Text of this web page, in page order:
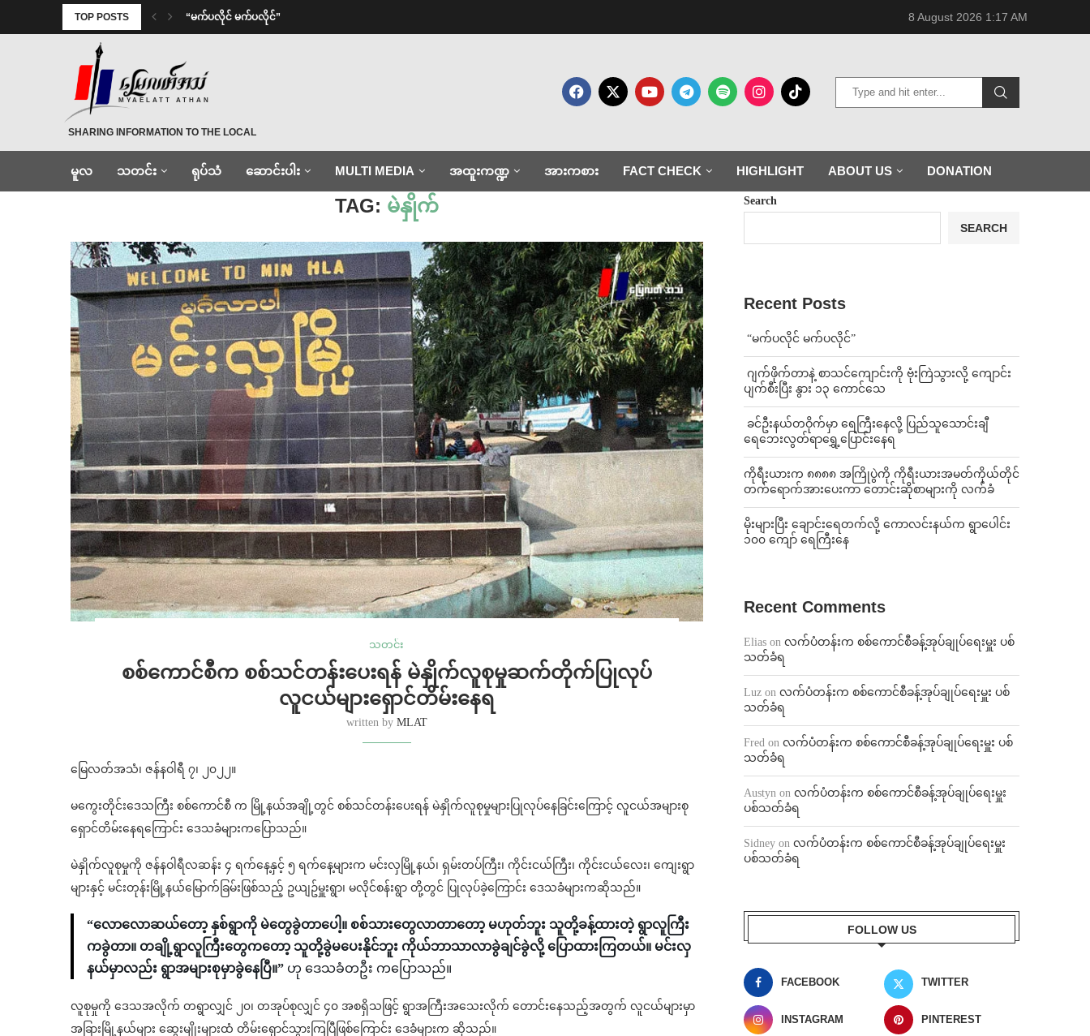
TOP POSTS ⁨ ⁨“မက်ပလိုင် မက်ပလိုင်” 8 August 2026 1:17 AM
MYAELATT ATHAN
SHARING INFORMATION TO THE LOCAL
မူလ သတင်း ရုပ်သံ ဆောင်းပါး MULTI MEDIA အထူးကဏ္ဍ အားကစား FACT CHECK HIGHLIGHT ABOUT US DONATION
Home မဲနှိုက်
TAG: မဲနှိုက်
သတင်း
စစ်ကောင်စီက စစ်သင်တန်းပေးရန် မဲနှိုက်လူစုမှုဆက်တိုက်ပြုလုပ်
လူငယ်များရှောင်တိမ်းနေရ
written by MLAT
မြေလတ်အသံ၊ ဇန်နဝါရီ ၇၊ ၂၀၂၂။
မကွေးတိုင်းဒေသကြီး စစ်ကောင်စီ က မြို့နယ်အချို့တွင် စစ်သင်တန်းပေးရန် မဲနှိုက်လူစုမှုများပြုလုပ်နေခြင်းကြောင့် လူငယ်အများစု
ရှောင်တိမ်းနေရကြောင်း ဒေသခံများကပြောသည်။
မဲနှိုက်လူစုမှုကို ဇန်နဝါရီလဆန်း ၄ ရက်နေ့နှင့် ၅ ရက်နေ့များက မင်းလှမြို့နယ်၊ ရှမ်းတပ်ကြီး၊ ကိုင်းငယ်ကြီး၊ ကိုင်းငယ်လေး၊ ကျေးရွာ
များနှင့် မင်းတုန်းမြို့နယ်မြောက်ခြမ်းဖြစ်သည့် ဥယျဥ်မှူးရွာ၊ မလိုင်စန်းရွာ တို့တွင် ပြုလုပ်ခဲ့ကြောင်း ဒေသခံများကဆိုသည်။
“လောလောဆယ်တော့ နှစ်ရွာကို မဲတွေခွဲတာပေါ့။ စစ်သားတွေလာတာတော့ မဟုတ်ဘူး သူတို့ခန့်ထားတဲ့ ရွာလူကြီး
ကခွဲတာ။ တချို့ရွာလူကြီးတွေကတော့ သူတို့ခွဲမပေးနိုင်ဘူး ကိုယ်ဘာသာလာခွဲချင်ခွဲလို့ ပြောထားကြတယ်။ မင်းလှ
နယ်မှာလည်း ရွာအများစုမှာခွဲနေပြီ။” ဟု ဒေသခံတဦး ကပြောသည်။
လူစုမှုကို ဒေသအလိုက် တရွာလျှင် ၂၀၊ တအုပ်စုလျှင် ၄၀ အစရှိသဖြင့် ရွာအကြီးအသေးလိုက် တောင်း‌နေသည့်အတွက် လူငယ်များမှာ
အခြားမြို့နယ်များ ဆွေးမျိုးများထံ တိမ်း‌ရှောင်သွားကြပြီဖြစ်ကြောင်း ဒေခံများက ဆိုသည်။
Search
SEARCH
Recent Posts
⁨ ⁨“မက်ပလိုင် မက်ပလိုင်”
⁨⁩ ⁨ဂျက်ဖိုက်တာနဲ့ စာသင်ကျောင်းကို ဗုံးကြဲသွားလို့ ကျောင်း
ပျက်စီးပြီး နွား ၁၃ ကောင်သေ
⁩ ⁨ခင်ဦးနယ်တဝိုက်မှာ ရေကြီးနေလို့ ပြည်သူသောင်းချီ
ရေဘေးလွတ်ရာရွှေ့ပြောင်းနေရ
ကိုရီးယားက ၈၈၈၈ အကြိုပွဲကို ကိုရီးယားအမတ်ကိုယ်တိုင်
တက်ရောက်အားပေးကာ တောင်းဆိုစာများကို လက်ခံ
⁨မိုးများပြီး ချောင်းရေတက်လို့ ကောလင်းနယ်က ရွာပေါင်း
၁၀၀ ကျော် ရေကြီးနေ
Recent Comments
Elias on လက်ပံတန်းက စစ်ကောင်စီခန့်အုပ်ချုပ်ရေးမှူး ပစ်
သတ်ခံရ
Luz on လက်ပံတန်းက စစ်ကောင်စီခန့်အုပ်ချုပ်ရေးမှူး ပစ်
သတ်ခံရ
Fred on လက်ပံတန်းက စစ်ကောင်စီခန့်အုပ်ချုပ်ရေးမှူး ပစ်
သတ်ခံရ
Austyn on လက်ပံတန်းက စစ်ကောင်စီခန့်အုပ်ချုပ်ရေးမှူး
ပစ်သတ်ခံရ
Sidney on လက်ပံတန်းက စစ်ကောင်စီခန့်အုပ်ချုပ်ရေးမှူး
ပစ်သတ်ခံရ
FOLLOW US
FACEBOOK TWITTER
INSTAGRAM PINTEREST